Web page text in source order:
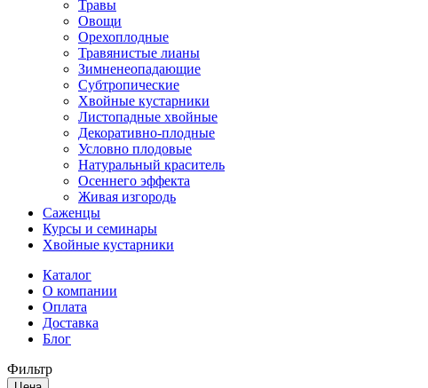
Травы
Овощи
Орехоплодные
Травянистые лианы
Зимненеопадающие
Субтропические
Хвойные кустарники
Листопадные хвойные
Декоративно-плодные
Условно плодовые
Натуральный краситель
Осеннего эффекта
Живая изгородь
Саженцы
Курсы и семинары
Хвойные кустарники
Каталог
О компании
Оплата
Доставка
Блог
Фильтр